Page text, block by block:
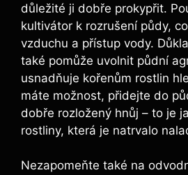
důležité ji dobře prokypřit.
kultivátor k rozrušení půdy,
vzduchu a přístup vody.
také pomůže uvolnit půdní
usnadňuje kořenům rostlin
máte možnost, přidejte do
dobře rozložený hnůj – to je
rostliny, která je natrvalo
Nezapomeňte také na